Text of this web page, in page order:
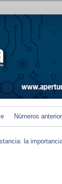
Números
la